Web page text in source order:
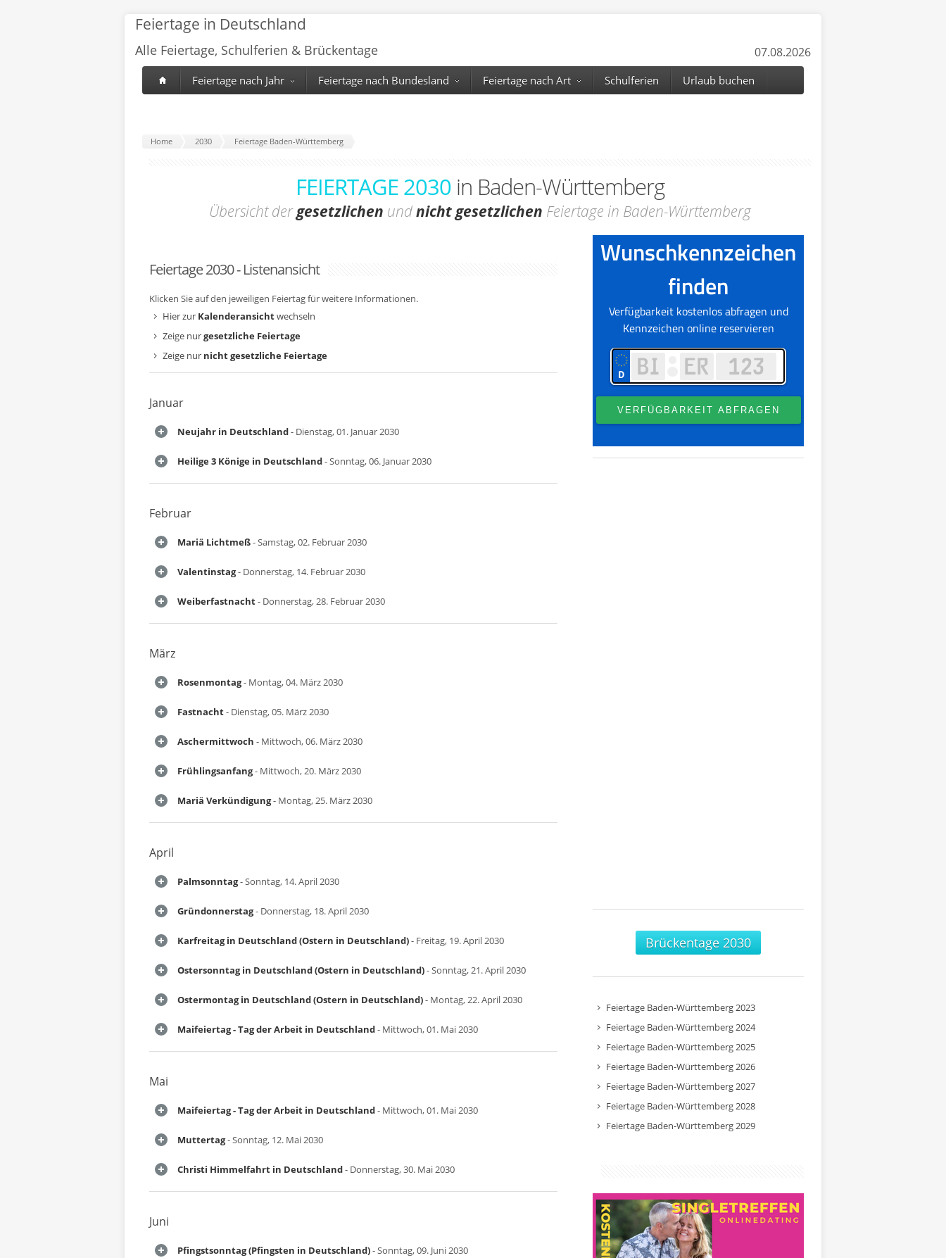
Feiertage in Deutschland
Alle Feiertage, Schulferien & Brückentage 07.08.2026
Feiertage nach Jahr Feiertage nach Bundesland Feiertage nach Art Schulferien Urlaub buchen
Home 2030 Feiertage Baden-Württemberg
FEIERTAGE 2030 in Baden-Württemberg
Übersicht dergesetzlichen undnicht gesetzlichen Feiertage in Baden-Württemberg
Feiertage 2030 - Listenansicht
Klicken Sie auf den jeweiligen Feiertag für weitere Informationen.
Hier zur Kalenderansichtwechseln
Zeige nurgesetzliche Feiertage
Zeige nur nicht gesetzliche Feiertage
Januar
Neujahr in Deutschland- Dienstag, 01. Januar 2030
Heilige 3 Könige in Deutschland- Sonntag, 06. Januar 2030
Februar
Mariä Lichtmeß- Samstag, 02. Februar 2030
Valentinstag- Donnerstag, 14. Februar 2030
Weiberfastnacht- Donnerstag, 28. Februar 2030
März
Rosenmontag- Montag, 04. März 2030
Fastnacht- Dienstag, 05. März 2030
Aschermittwoch - Mittwoch, 06. März 2030
Frühlingsanfang- Mittwoch, 20. März 2030
Mariä Verkündigung- Montag, 25. März 2030
April
Palmsonntag- Sonntag, 14. April 2030
Gründonnerstag- Donnerstag, 18. April 2030
Karfreitag in Deutschland (Ostern in Deutschland)- Freitag, 19. April 2030
Ostersonntag in Deutschland (Ostern in Deutschland)- Sonntag, 21. April 2030
Ostermontag in Deutschland (Ostern in Deutschland)- Montag, 22. April 2030
Maifeiertag - Tag der Arbeit in Deutschland- Mittwoch, 01. Mai 2030
Mai
Maifeiertag - Tag der Arbeit in Deutschland- Mittwoch, 01. Mai 2030
Muttertag- Sonntag, 12. Mai 2030
Christi Himmelfahrt in Deutschland- Donnerstag, 30. Mai 2030
Juni
Pfingstsonntag (Pfingsten in Deutschland)- Sonntag, 09. Juni 2030
Brückentage 2030
Feiertage Baden-Württemberg 2023
Feiertage Baden-Württemberg 2024
Feiertage Baden-Württemberg 2025
Feiertage Baden-Württemberg 2026
Feiertage Baden-Württemberg 2027
Feiertage Baden-Württemberg 2028
Feiertage Baden-Württemberg 2029